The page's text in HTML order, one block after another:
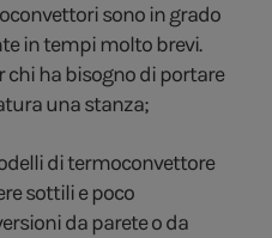
sono in grado
in tempi molto brevi.
chi ha bisogno di portare
una stanza;
di termoconvettore
sottili e poco
da parete o da